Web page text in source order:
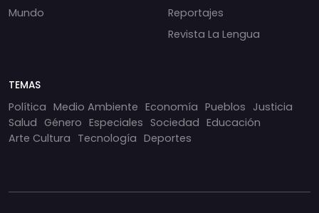
Mundo
Reportajes
Revista La Lengua
TEMAS
Política Medio Ambiente Economía Pueblos Justicia
Salud Género Especiales Sociedad Educación
Arte Cultura Tecnología Deportes